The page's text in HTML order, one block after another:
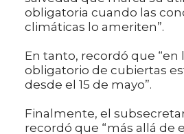
obligatoria cuando las
climáticas lo ameriten”.
En tanto, recordó que “en
obligatorio de cubiertas
desde el 15 de mayo”.
Finalmente, el
recordó que “más allá de